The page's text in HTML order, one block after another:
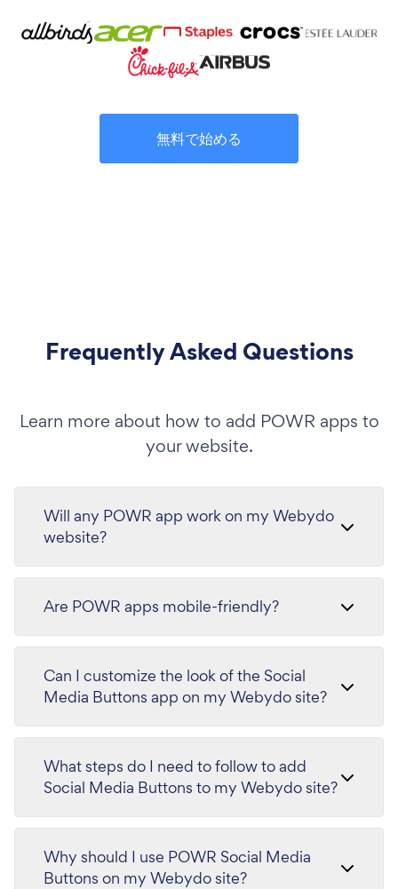
無料で始める
Frequently Asked Questions
Learn more about how to add POWR apps to
your website.
Will any POWR app work on my Webydo
website?
Are POWR apps mobile-friendly?
Can I customize the look of the Social
Media Buttons app on my Webydo site?
What steps do I need to follow to add
Social Media Buttons to my Webydo site?
Why should I use POWR Social Media
Buttons on my Webydo site?